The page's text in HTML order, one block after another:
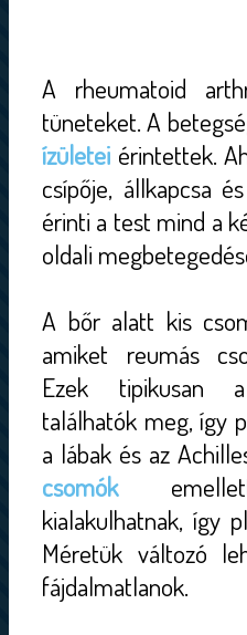
A rheumatoid
tüneteket. A
ízületei érintettek.
csípője, állkapcsa
érinti a test mind a
oldali
A bőr alatt kis
amiket reumás
Ezek tipikusan a
találhatók meg, így
a lábak és az
csomók
kialakulhatnak, így
Méretük változó
fájdalmatlanok.